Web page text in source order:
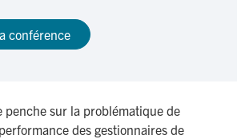
conférence
penche sur la problématique de
des gestionnaires de